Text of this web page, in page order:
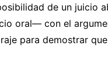
de un juicio
oral— con el
para demostrar